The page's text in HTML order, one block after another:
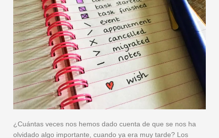
¿Cuántas veces nos hemos dado cuenta de que se nos ha
olvidado algo importante, cuando ya era muy tarde? Los